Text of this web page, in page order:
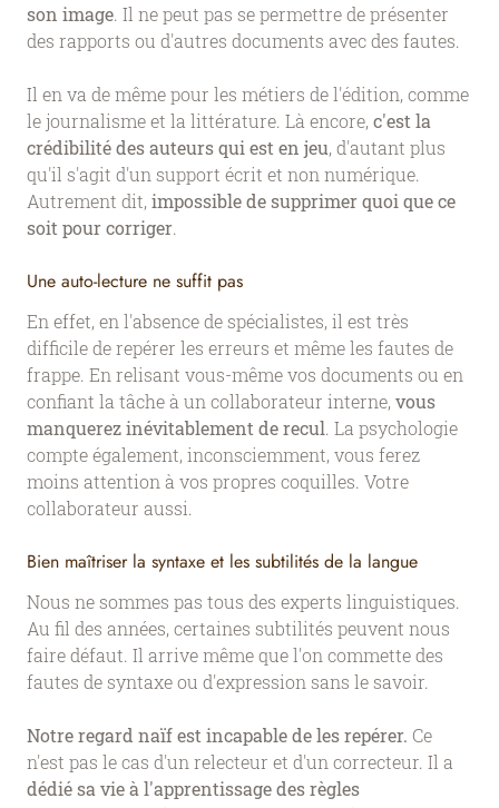
son image. Il ne peut pas se permettre de présenter
des rapports ou d'autres documents avec des fautes.
Il en va de même pour les métiers de l'édition, comme
le journalisme et la littérature. Là encore, c'est la
crédibilité des auteurs qui est en jeu, d'autant plus
qu'il s'agit d'un support écrit et non numérique.
Autrement dit, impossible de supprimer quoi que ce
soit pour corriger.
Une auto-lecture ne suffit pas
En effet, en l'absence de spécialistes, il est très
difficile de repérer les erreurs et même les fautes de
frappe. En relisant vous-même vos documents ou en
confiant la tâche à un collaborateur interne, vous
manquerez inévitablement de recul. La psychologie
compte également, inconsciemment, vous ferez
moins attention à vos propres coquilles. Votre
collaborateur aussi.
Bien maîtriser la syntaxe et les subtilités de la langue
Nous ne sommes pas tous des experts linguistiques.
Au fil des années, certaines subtilités peuvent nous
faire défaut. Il arrive même que l'on commette des
fautes de syntaxe ou d'expression sans le savoir.
Notre regard naïf est incapable de les repérer. Ce
n'est pas le cas d'un relecteur et d'un correcteur. Il a
dédié sa vie à l'apprentissage des règles